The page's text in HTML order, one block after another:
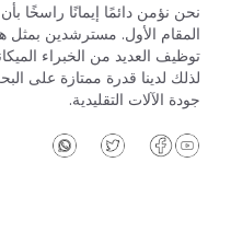
نحن نؤمن دائمًا إيمانًا راسخًا
المقام الأول. مسترشدين بمثل
توظيف العديد من الخبراء
لذلك لدينا قدرة ممتازة على
جودة الآلات التقليدية.